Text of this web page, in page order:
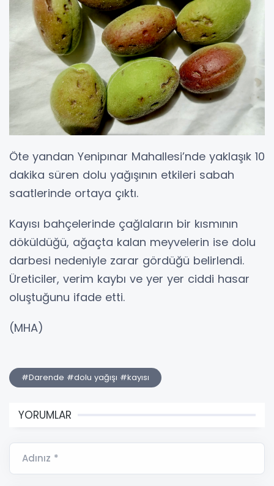
Öte yandan Yenipınar Mahallesi’nde yaklaşık 10
dakika süren dolu yağışının etkileri sabah
saatlerinde ortaya çıktı.
Kayısı bahçelerinde çağlaların bir kısmının
döküldüğü, ağaçta kalan meyvelerin ise dolu
darbesi nedeniyle zarar gördüğü belirlendi.
Üreticiler, verim kaybı ve yer yer ciddi hasar
oluştuğunu ifade etti.
(MHA)
#Darende #dolu yağışı #kayısı
YORUMLAR
Adınız *